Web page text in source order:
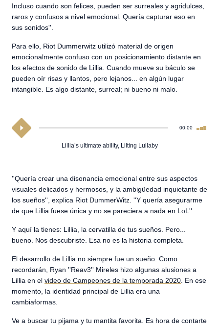
Incluso cuando son felices, pueden ser surreales y agridulces,
raros y confusos a nivel emocional. Quería capturar eso en
sus sonidos''.
Para ello, Riot Dummerwitz utilizó material de origen
emocionalmente confuso con un posicionamiento distante en
los efectos de sonido de Lillia. Cuando mueve su báculo se
pueden oír risas y llantos, pero lejanos... en algún lugar
intangible. Es algo distante, surreal; ni bueno ni malo.
00:00
Lillia’s ultimate ability, Lilting Lullaby
''Quería crear una disonancia emocional entre sus aspectos
visuales delicados y hermosos, y la ambigüedad inquietante de
los sueños'', explica Riot DummerWitz. ''Y quería asegurarme
de que Lillia fuese única y no se pareciera a nada en LoL''.
Y aquí la tienes: Lillia, la cervatilla de tus sueños. Pero...
bueno. Nos descubriste. Esa no es la historia completa.
El desarrollo de Lillia no siempre fue un sueño. Como
recordarán, Ryan ''Reav3'' Mireles hizo algunas alusiones a
Lillia en el video de Campeones de la temporada 2020 . En ese
momento, la identidad principal de Lillia era una
cambiaformas.
Ve a buscar tu pijama y tu mantita favorita. Es hora de contarte